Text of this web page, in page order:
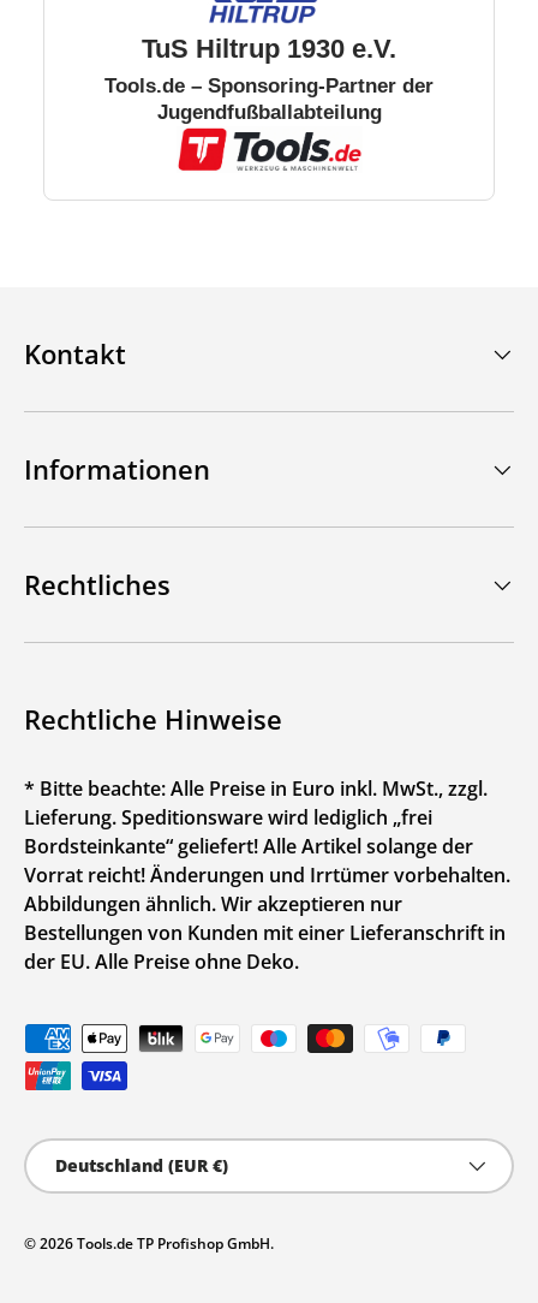
TuS Hiltrup 1930 e.V.
Tools.de – Sponsoring-Partner der
Jugendfußballabteilung
Kontakt
Informationen
Rechtliches
Rechtliche Hinweise
* Bitte beachte: Alle Preise in Euro inkl. MwSt., zzgl.
Lieferung. Speditionsware wird lediglich „frei
Bordsteinkante“ geliefert! Alle Artikel solange der
Vorrat reicht! Änderungen und Irrtümer vorbehalten.
Abbildungen ähnlich. Wir akzeptieren nur
Bestellungen von Kunden mit einer Lieferanschrift in
der EU. Alle Preise ohne Deko.
Zahlungsmethoden
Land/Region
Deutschland (EUR €)
© 2026Tools.de TP Profishop GmbH.